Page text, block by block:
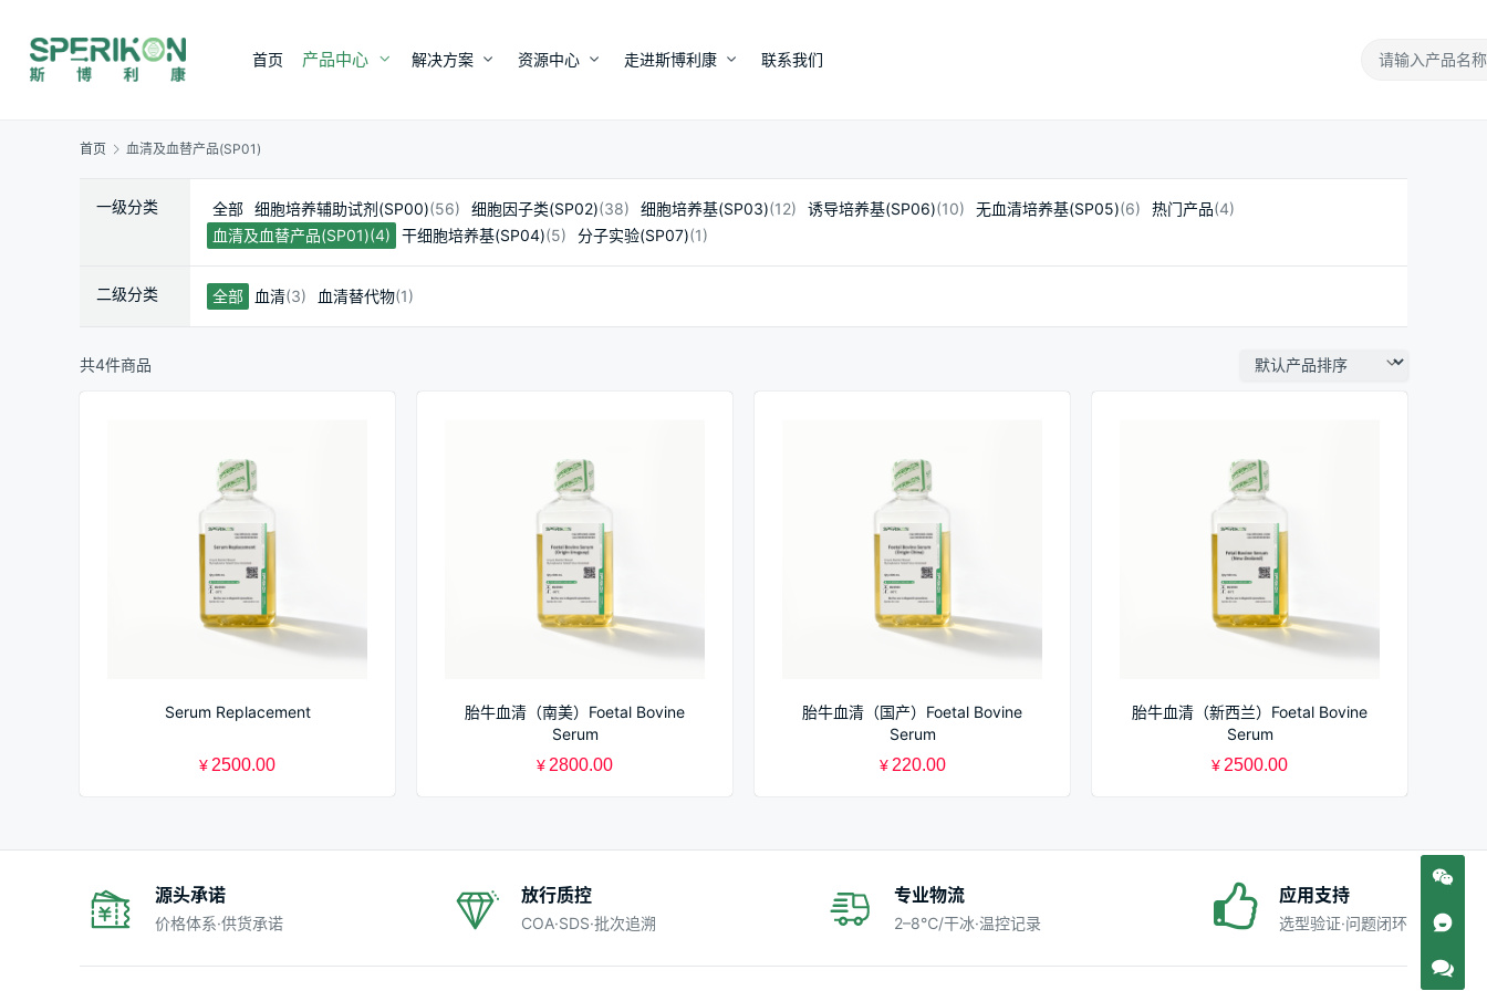
首页 产品中心 解决方案 资源中心 走进斯博利康 联系我们
首页 血清及血替产品(SP01)
一级分类 全部 细胞培养辅助试剂(SP00)(56) 细胞因子类(SP02)(38) 细胞培养基(SP03)(12) 诱导培养基(SP06)(10) 无血清培养基(SP05)(6) 热门产品(4)
血清及血替产品(SP01)(4) 干细胞培养基(SP04)(5) 分子实验(SP07)(1)
二级分类 全部 血清(3) 血清替代物(1)
共4件商品
Serum Replacement
¥ 2500.00
胎牛血清（南美）Foetal Bovine
Serum
¥ 2800.00
胎牛血清（国产）Foetal Bovine
Serum
¥ 220.00
胎牛血清（新西兰）Foetal Bovine
Serum
¥ 2500.00
源头承诺
价格体系·供货承诺
放行质控
COA·SDS·批次追溯
专业物流
2–8℃/干冰·温控记录
应用支持
选型验证·问题闭环